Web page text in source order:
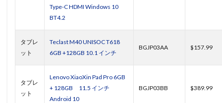
Type-C HDMI Windows 10
BT4.2
タブレ
ット
Teclast M40 UNISOC T618
6GB +128GB 10.1 インチ
BGJP03AA $157.99
タブレ
ット
Lenovo XiaoXin Pad Pro 6GB
+ 128GB 11.5 インチ
Android 10
BGJP03BB $389.99